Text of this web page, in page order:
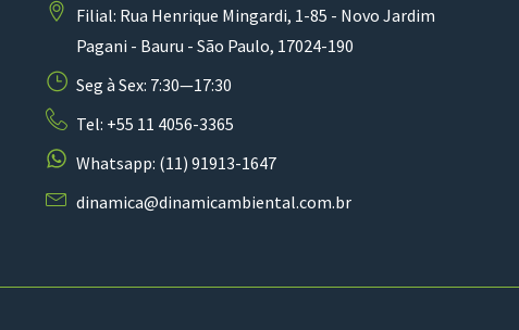
Filial: Rua Henrique Mingardi, 1-85 - Novo Jardim
Pagani - Bauru - São Paulo, 17024-190
Seg à Sex: 7:30—17:30
Tel: +55 11 4056-3365
Whatsapp: (11) 91913-1647
dinamica@dinamicambiental.com.br